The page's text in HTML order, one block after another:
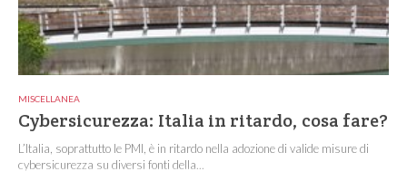
MISCELLANEA
Cybersicurezza: Italia in ritardo, cosa fare?
L’Italia, soprattutto le PMI, è in ritardo nella adozione di valide misure di
cybersicurezza su diversi fonti della...